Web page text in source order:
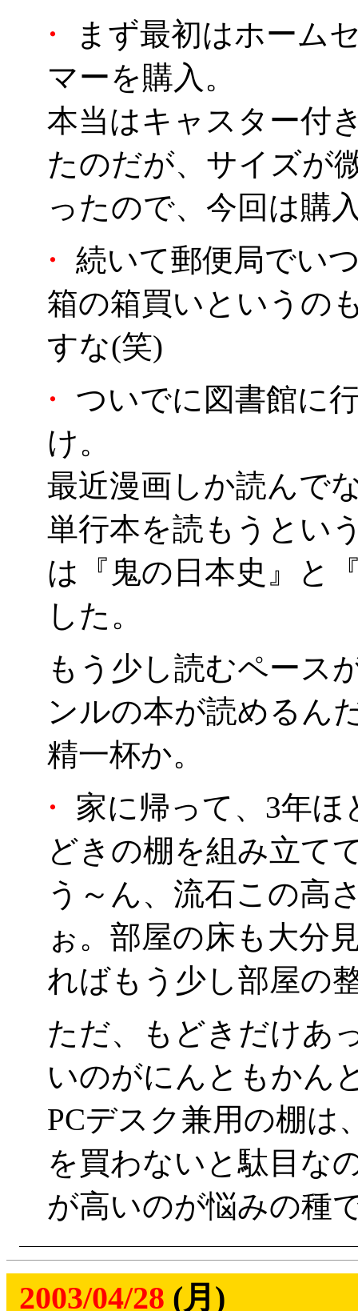
・
まず最初はホーム
マーを購入。
本当はキャスター付
たのだが、サイズが
ったので、今回は購
・
続いて郵便局でい
箱の箱買いというの
すな(笑)
・
ついでに図書館に
け。
最近漫画しか読んで
単行本を読もうとい
は『鬼の日本史』と
した。
もう少し読むペース
ンルの本が読めるん
精一杯か。
・
家に帰って、3年
どきの棚を組み立て
う～ん、流石この高
ぉ。部屋の床も大分
ればもう少し部屋の
ただ、もどきだけあ
いのがにんともかん
PCデスク兼用の棚は
を買わないと駄目
が高いのが悩みの種
2003/04/28 (月)